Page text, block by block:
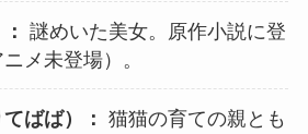
謎めいた美女。原作小説に登
メ未登場）。
ばば）： 猫猫の育ての親とも